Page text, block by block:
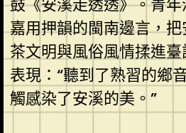
鼓《安溪走透透》。青
嘉用押韻的閩南邊言，
茶文明與風俗風情揉進
表現：“聽到了熟習的鄉
觸感染了安溪的美。”